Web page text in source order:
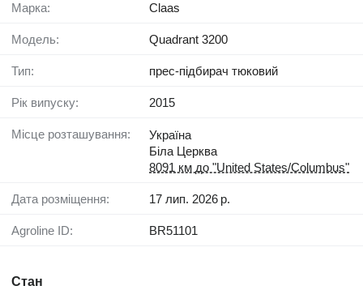
Марка: Claas
Модель: Quadrant 3200
Тип: прес-підбирач тюковий
Рік випуску: 2015
Місце розташування:
Україна
Біла Церква
8091 км до "United States/Columbus"
Дата розміщення: 17 лип. 2026 р.
Agroline ID: BR51101
Стан